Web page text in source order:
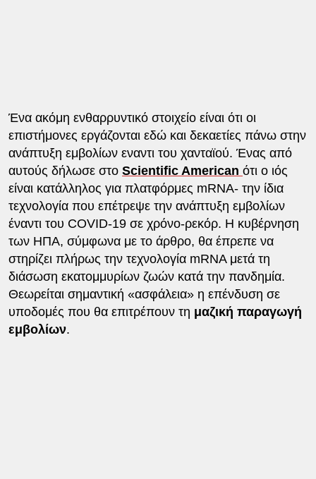
Ένα ακόμη ενθαρρυντικό στοιχείο είναι ότι οι
επιστήμονες εργάζονται εδώ και δεκαετίες πάνω στην
ανάπτυξη εμβολίων εναντι του χανταϊού. Ένας από
αυτούς δήλωσε στο Scientific American ότι ο ιός
είναι κατάλληλος για πλατφόρμες mRNA- την ίδια
τεχνολογία που επέτρεψε την ανάπτυξη εμβολίων
έναντι του COVID-19 σε χρόνο-ρεκόρ. Η κυβέρνηση
των ΗΠΑ, σύμφωνα με το άρθρο, θα έπρεπε να
στηρίζει πλήρως την τεχνολογία mRNA μετά τη
διάσωση εκατομμυρίων ζωών κατά την πανδημία.
Θεωρείται σημαντική «ασφάλεια» η επένδυση σε
υποδομές που θα επιτρέπουν τη μαζική παραγωγή
εμβολίων.